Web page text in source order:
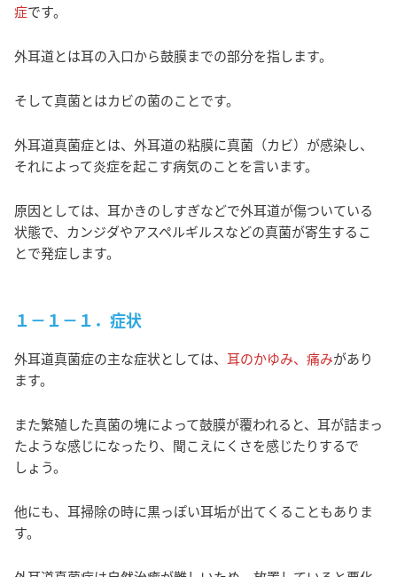
症です。
外耳道とは耳の入口から鼓膜までの部分を指します。
そして真菌とはカビの菌のことです。
外耳道真菌症とは、外耳道の粘膜に真菌（カビ）が感染し、
それによって炎症を起こす病気のことを言います。
原因としては、耳かきのしすぎなどで外耳道が傷ついている
状態で、カンジダやアスペルギルスなどの真菌が寄生するこ
とで発症します。
１－１－１．症状
外耳道真菌症の主な症状としては、 耳のかゆみ、痛みがあり
ます。
また繁殖した真菌の塊によって鼓膜が覆われると、耳が詰まっ
たような感じになったり、聞こえにくさを感じたりするで
しょう。
他にも、耳掃除の時に黒っぽい耳垢が出てくることもありま
す。